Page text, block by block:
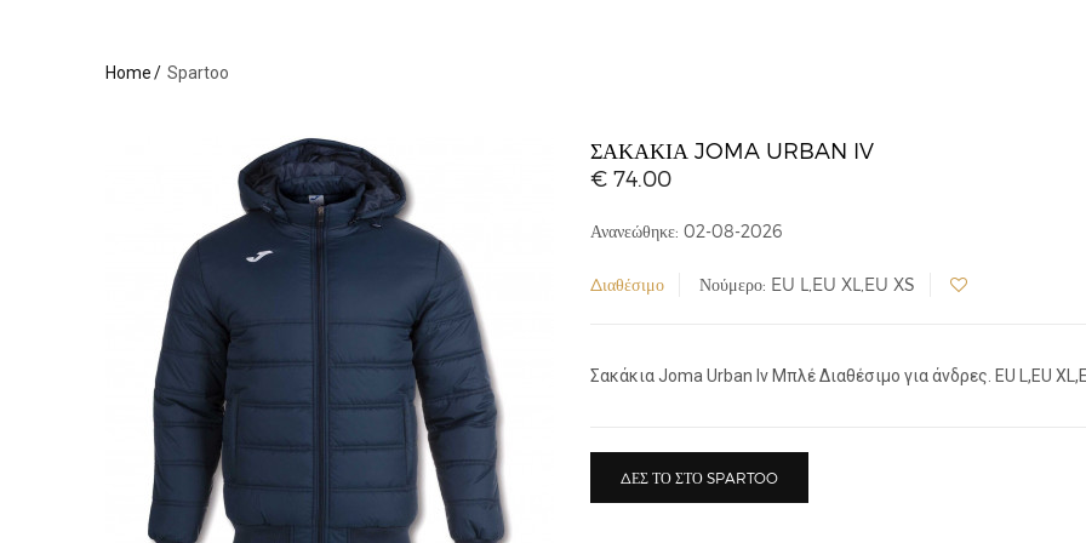
Home Spartoo
ΣΑΚΆΚΙΑ JOMA URBAN IV
€ 74.00
Ανανεώθηκε: 02-08-2026
Διαθέσιμο Νούμερο: EU L,EU XL,EU XS
Σακάκια Joma Urban Iv Μπλέ Διαθέσιμο για άνδρες. EU L,EU
ΔΕΣ ΤΟ ΣΤΟ SPARTOO